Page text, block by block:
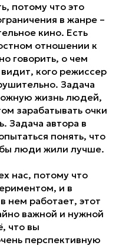
потому что это
в жанре –
кино. Есть
отношении к
говорить, о чем
кого режиссер
Задача
жизнь людей,
зарабатывать очки
Задача автора в
понять, что
люди жили лучше.
нас, потому что
и в
нем работает, этот
важной и нужной
что вы
перспективную